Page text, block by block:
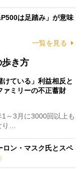
は足踏み」が意味
一覧を見る
き方
けている」利益相反と
ァミリーの不正蓄財
～3月に3000回以上も
…
ロン・マスク氏とスペ